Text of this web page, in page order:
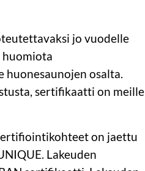
jo vuodelle
osalta.
sertifikaatti on meille
on jaettu
Lakeuden